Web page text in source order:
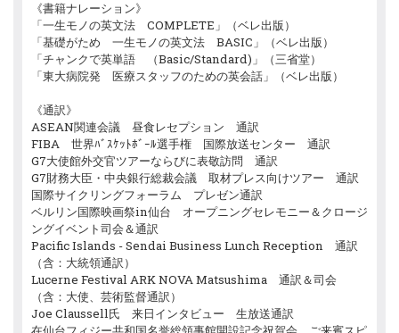
《書籍ナレーション》
「一生モノの英文法 COMPLETE」（ベレ出版）
「基礎がため 一生モノの英文法 BASIC」（ベレ出版）
「チャンクで英単語 （Basic/Standard)」（三省堂）
「東大病院発 医療スタッフのための英会話」（ベレ出版）
《通訳》
ASEAN関連会議 昼食レセプション 通訳
FIBA 世界ﾊﾞｽｹｯﾄﾎﾞｰﾙ選手権 国際放送センター 通訳
G7大使館外交官ツアーならびに表敬訪問 通訳
G7財務大臣・中央銀行総裁会議 取材プレス向けツアー 通訳
国際サイクリングフォーラム プレゼン通訳
ベルリン国際映画祭in仙台 オープニングセレモニー＆クロージ
ングイベント司会＆通訳
Pacific Islands - Sendai Business Lunch Reception 通訳
（含：大統領通訳）
Lucerne Festival ARK NOVA Matsushima 通訳＆司会
（含：大使、芸術監督通訳）
Joe Claussell氏 来日インタビュー 生放送通訳